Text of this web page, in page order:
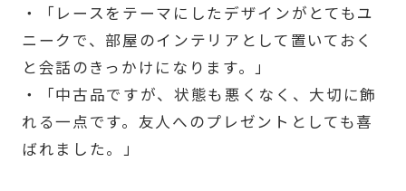
・「レースをテーマにしたデザインがとてもユ
ニークで、部屋のインテリアとして置いておく
と会話のきっかけになります。」
・「中古品ですが、状態も悪くなく、大切に飾
れる一点です。友人へのプレゼントとしても喜
ばれました。」